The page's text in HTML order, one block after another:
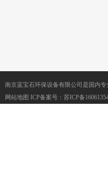
南京蓝宝石环保设备有限公司是国内
网站地图 ICP备案号： 苏ICP备